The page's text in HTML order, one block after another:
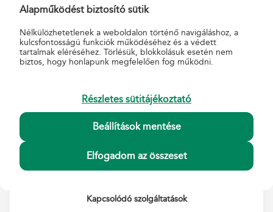
az MPL Europe Standard küldeményeknél vehető igénybe.
A díjmentes háznál történő felvétel csak készpénzes díjfizetés
mellett érhető el. A tájékoztatás nem teljes körű. A háznál történő
felvétel többletszolgáltatásról további információkat az
Kapcsolódó szolgáltatások
Alapműködést biztosító sütik
Nélkülözhetetlenek a weboldalon történő navigáláshoz, a
kulcsfontosságú funkciók működéséhez és a védett
tartalmak eléréséhez. Törlésük, blokkolásuk esetén nem
biztos, hogy honlapunk megfelelően fog működni.
Részletes sütitájékoztató
Beállítások mentése
Elfogadom az összeset